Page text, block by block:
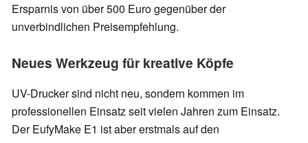
Ersparnis von über 500 Euro gegenüber der
unverbindlichen Preisempfehlung.
Neues Werkzeug für kreative Köpfe
UV-Drucker sind nicht neu, sondern kommen im
professionellen Einsatz seit vielen Jahren zum Einsatz.
Der EufyMake E1 ist aber erstmals auf den